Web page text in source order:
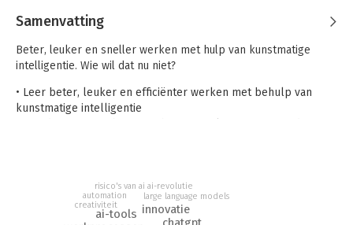
Samenvatting
Beter, leuker en sneller werken met hulp van kunstmatige
intelligentie. Wie wil dat nu niet?
• Leer beter, leuker en efficiënter werken met behulp van
kunstmatige intelligentie
In een snel veranderende wereld staat de Learning &
ai-tools innovatie
creativiteit
automation
risico's van ai ai-revolutie
large language models